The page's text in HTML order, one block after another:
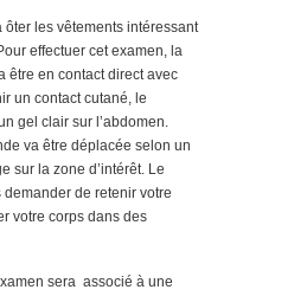
ôter les vêtements intéressant
effectuer cet examen, la
être en contact direct avec
un contact cutané, le
gel clair sur l’abdomen.
va être déplacée selon un
sur la zone d’intérêt. Le
de retenir votre
votre corps dans des
sera associé à une